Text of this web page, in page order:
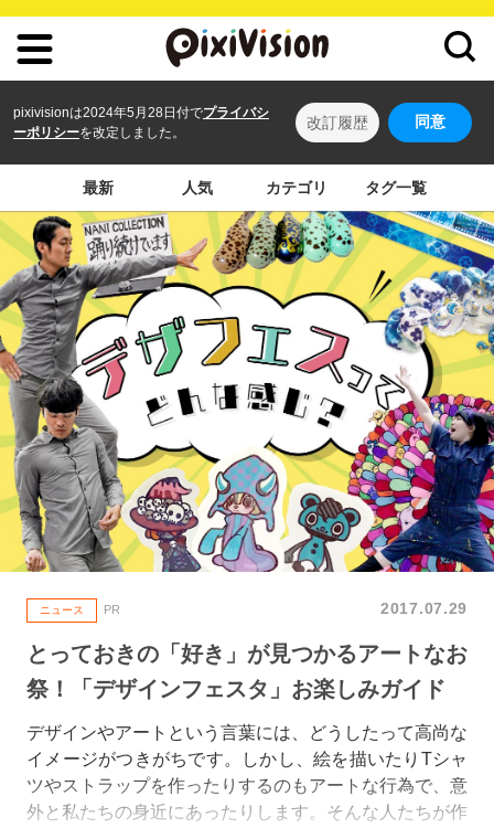
pixivisionは2024年5月28日付でプライバシ
ーポリシーを改定しました。
改訂履歴 同意
最新 人気 カテゴリ タグ一覧
ニュース PR 2017.07.29
とっておきの「好き」が見つかるアートなお
祭！「デザインフェスタ」お楽しみガイド
デザインやアートという言葉には、どうしたって高尚な
イメージがつきがちです。しかし、絵を描いたりTシャ
ツやストラップを作ったりするのもアートな行為で、意
外と私たちの身近にあったりします。そんな人たちが作